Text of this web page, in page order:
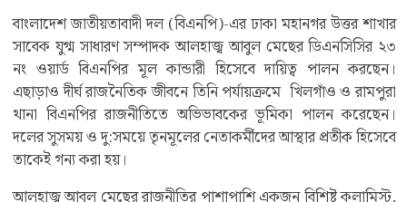
বাংলাদেশ জাতীয়তাবাদী দল (বিএনপি)-এর ঢাকা মহানগর উত্তর শাখার
সাবেক যুগ্ম সাধারণ সম্পাদক আলহাজ্ব আবুল মেছের ডিএনসিসির ২৩
নং ওয়ার্ড বিএনপির মূল কান্ডারী হিসেবে দায়িত্ব পালন করছেন।
এছাড়াও দীর্ঘ রাজনৈতিক জীবনে তিনি পর্যায়ক্রমে খিলগাঁও ও রামপুরা
থানা বিএনপির রাজনীতিতে অভিভাবকের ভূমিকা পালন করেছেন।
দলের সুসময় ও দু:সময়ে তৃনমূলের নেতাকর্মীদের আস্থার প্রতীক হিসেবে
তাকেই গন্য করা হয়।